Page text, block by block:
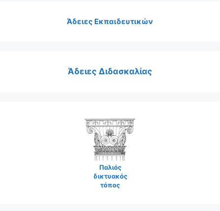
Άδειες Εκπαιδευτικών
Άδειες Διδασκαλίας
Παλιός
δικτυακός
τόπος